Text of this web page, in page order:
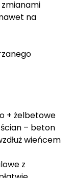
na
+ żelbetowe
– beton
wieńcem
z